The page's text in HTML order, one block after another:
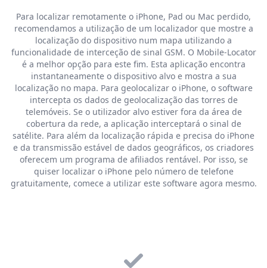
Para localizar remotamente o iPhone, Pad ou Mac perdido,
recomendamos a utilização de um localizador que mostre a
localização do dispositivo num mapa utilizando a
funcionalidade de interceção de sinal GSM. O Mobile-Locator
é a melhor opção para este fim. Esta aplicação encontra
instantaneamente o dispositivo alvo e mostra a sua
localização no mapa. Para geolocalizar o iPhone, o software
intercepta os dados de geolocalização das torres de
telemóveis. Se o utilizador alvo estiver fora da área de
cobertura da rede, a aplicação interceptará o sinal de
satélite. Para além da localização rápida e precisa do iPhone
e da transmissão estável de dados geográficos, os criadores
oferecem um programa de afiliados rentável. Por isso, se
quiser localizar o iPhone pelo número de telefone
gratuitamente, comece a utilizar este software agora mesmo.